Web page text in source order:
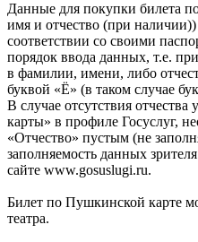
Данные для покупки билета
имя и отчество (при
соответствии со своими
порядок ввода данных, т.е.
в фамилии, имени, либо
буквой «Ё» (в таком случае
В случае отсутствия
карты» в профиле Госуслуг,
«Отчество» пустым (не
заполняемость данных
сайте www.gosuslugi.ru.
Билет по Пушкинской карте
театра.